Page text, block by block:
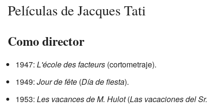
Películas de Jacques Tati
Como director
1947: L'école des facteurs (cortometraje).
1949: Jour de fête (Día de fiesta).
1953: Les vacances de M. Hulot(Las vacaciones del Sr.